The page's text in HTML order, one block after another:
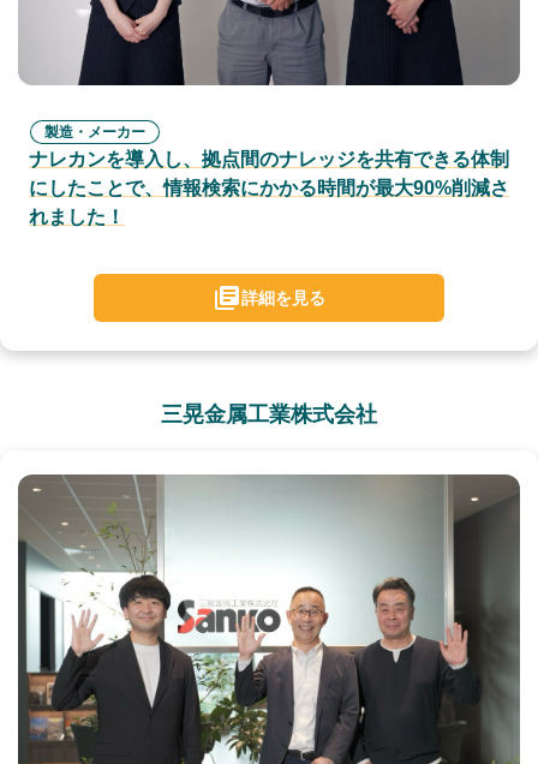
製造・メーカー
ナレカンを導入し、拠点間のナレッジを共有できる体制
にしたことで、情報検索にかかる時間が最大90%削減さ
れました！
詳細を見る
三晃金属工業株式会社